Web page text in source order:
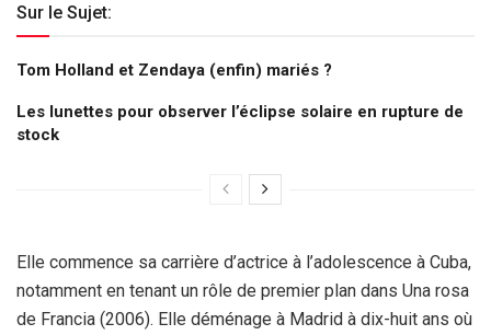
Sur le Sujet:
Tom Holland et Zendaya (enfin) mariés ?
Les lunettes pour observer l’éclipse solaire en rupture de
stock
Elle commence sa carrière d’actrice à l’adolescence à Cuba,
notamment en tenant un rôle de premier plan dans Una rosa
de Francia (2006). Elle déménage à Madrid à dix-huit ans où